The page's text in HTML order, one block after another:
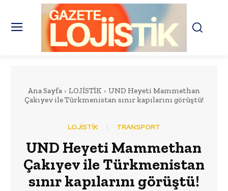
Ana Sayfa LOJİSTİK
UND Heyeti Mammethan
Çakıyev ile Türkmenistan sınır kapılarını görüştü!
LOJİSTİK TRANSPORT
UND Heyeti Mammethan
Çakıyev ile Türkmenistan
sınır kapılarını görüştü!